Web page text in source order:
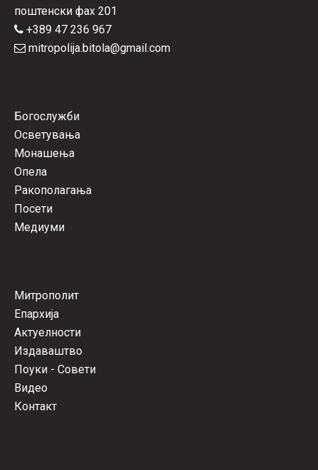
поштенски фах 201
+389 47 236 967
mitropolija.bitola@gmail.com
Богослужби
Осветувања
Монашења
Опела
Ракополагања
Посети
Медиуми
Митрополит
Епархија
Актуелности
Издаваштво
Поуки - Совети
Видео
Контакт